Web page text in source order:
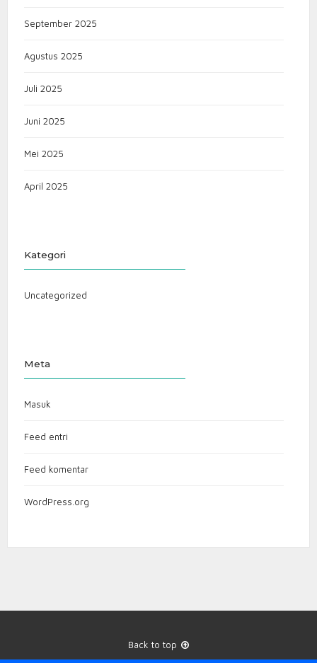
September 2025
Agustus 2025
Juli 2025
Juni 2025
Mei 2025
April 2025
Kategori
Uncategorized
Meta
Masuk
Feed entri
Feed komentar
WordPress.org
Back to top